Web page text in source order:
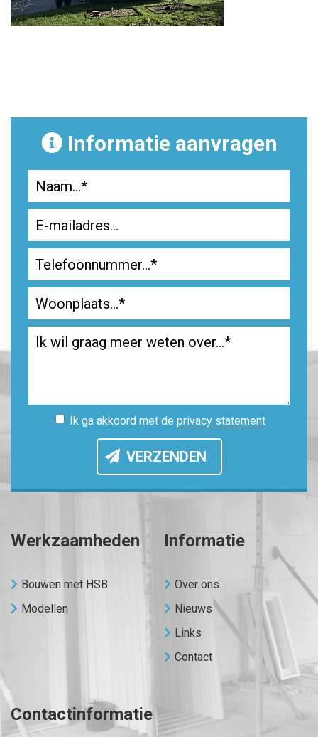
Informatie aanvragen
Ik ga akkoord met de privacy statement
VERZENDEN
Werkzaamheden
Bouwen met HSB
Modellen
Informatie
Over ons
Nieuws
Links
Contact
Contactinformatie